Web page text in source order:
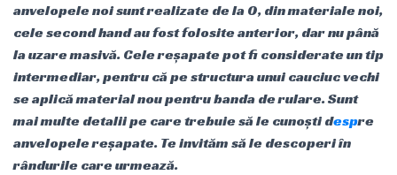
anvelopele noi sunt realizate de la 0, din materiale noi,
cele second hand au fost folosite anterior, dar nu până
la uzare masivă. Cele reșapate pot fi considerate un tip
intermediar, pentru că pe structura unui cauciuc vechi
se aplică material nou pentru banda de rulare. Sunt
mai multe detalii pe care trebuie să le cunoști despre
anvelopele reșapate. Te invităm să le descoperi în
rândurile care urmează.